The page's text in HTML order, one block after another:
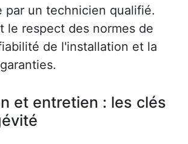
par un technicien qualifié.
le respect des normes de
de l'installation et la
et entretien : les clés